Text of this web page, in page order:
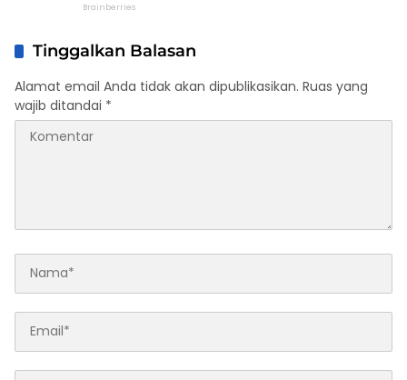
Tinggalkan Balasan
Alamat email Anda tidak akan dipublikasikan. Ruas yang
wajib ditandai *